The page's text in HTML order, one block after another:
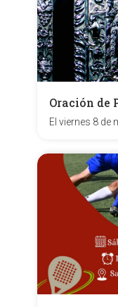
Oración de
El viernes 8 de